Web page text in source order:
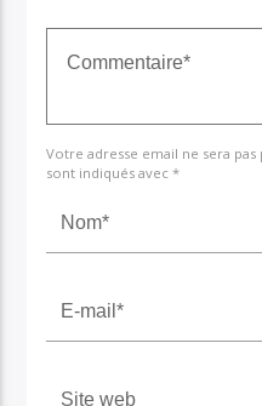
Votre adresse email ne sera
sont indiqués avec *